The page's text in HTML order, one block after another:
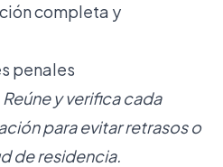
completa y
penales
Reúne y verifica cada
para evitar retrasos o
de residencia.